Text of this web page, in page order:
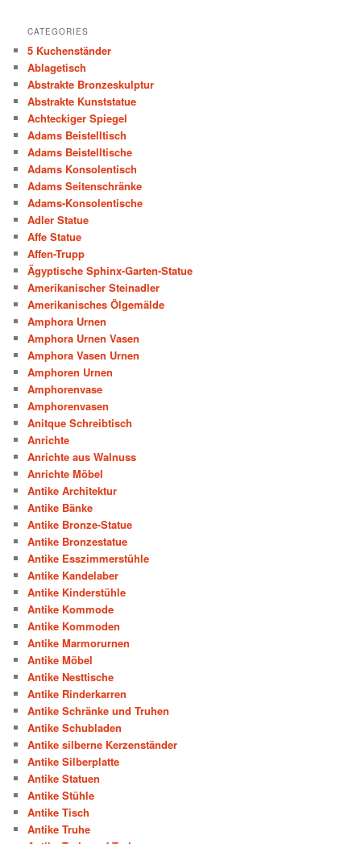
CATEGORIES
5 Kuchenständer
Ablagetisch
Abstrakte Bronzeskulptur
Abstrakte Kunststatue
Achteckiger Spiegel
Adams Beistelltisch
Adams Beistelltische
Adams Konsolentisch
Adams Seitenschränke
Adams-Konsolentische
Adler Statue
Affe Statue
Affen-Trupp
Ägyptische Sphinx-Garten-Statue
Amerikanischer Steinadler
Amerikanisches Ölgemälde
Amphora Urnen
Amphora Urnen Vasen
Amphora Vasen Urnen
Amphoren Urnen
Amphorenvase
Amphorenvasen
Anitque Schreibtisch
Anrichte
Anrichte aus Walnuss
Anrichte Möbel
Antike Architektur
Antike Bänke
Antike Bronze-Statue
Antike Bronzestatue
Antike Esszimmerstühle
Antike Kandelaber
Antike Kinderstühle
Antike Kommode
Antike Kommoden
Antike Marmorurnen
Antike Möbel
Antike Nesttische
Antike Rinderkarren
Antike Schränke und Truhen
Antike Schubladen
Antike silberne Kerzenständer
Antike Silberplatte
Antike Statuen
Antike Stühle
Antike Tisch
Antike Truhe